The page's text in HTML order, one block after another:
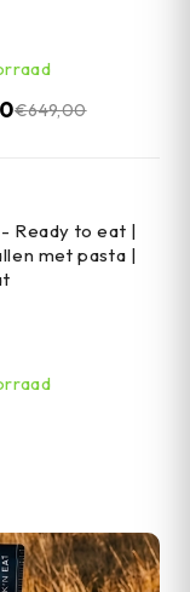
€649,00
Ready to eat |
met pasta |